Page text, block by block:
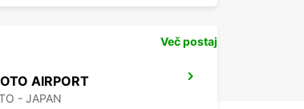
AIRPORT
- JAPAN
Več postaj